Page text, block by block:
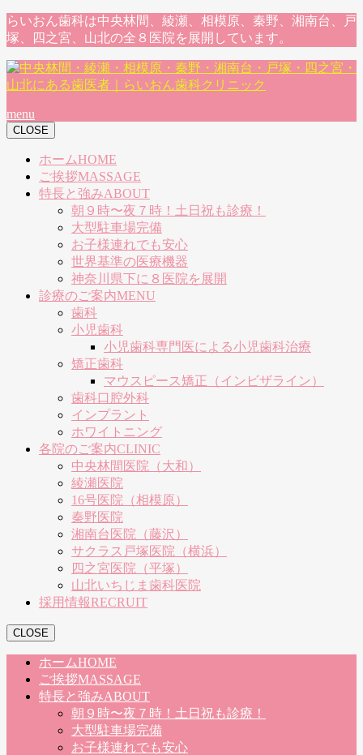
らいおん歯科は中央林間、綾瀬、相模原、秦野、湘南台、戸
塚、四之宮、山北の全８医院を展開しています。
menu
CLOSE
ホームHOME
ご挨拶MASSAGE
特長と強みABOUT
朝９時〜夜７時！土日祝も診療！
大型駐車場完備
お子様連れでも安心
世界基準の医療機器
神奈川県下に８医院を展開
診療のご案内MENU
歯科
小児歯科
小児歯科専門医による小児歯科治療
矯正歯科
マウスピース矯正（インビザライン）
歯科口腔外科
インプラント
ホワイトニング
各院のご案内CLINIC
中央林間医院（大和）
綾瀬医院
16号医院（相模原）
秦野医院
湘南台医院（藤沢）
サクラス戸塚医院（横浜）
四之宮医院（平塚）
山北いちじま歯科医院
採用情報RECRUIT
CLOSE
ホームHOME
ご挨拶MASSAGE
特長と強みABOUT
朝９時〜夜７時！土日祝も診療！
大型駐車場完備
お子様連れでも安心